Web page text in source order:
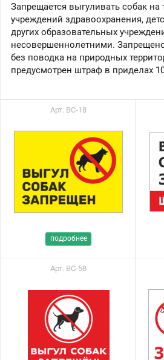
Запрещается выгуливать собак на
учреждений здравоохранения,
других образовательных
несовершеннолетними.
без поводка на природных
предусмотрен штраф в приделах
Арт. ВС-18
подробнее
Арт. ВС-58